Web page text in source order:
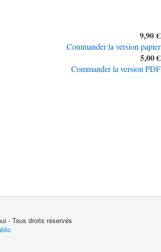
9,90 €
Commander la version papier
5,00 €
Commander la version PDF
- Tous droits réservés